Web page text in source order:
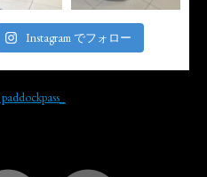
Instagram でフォロー